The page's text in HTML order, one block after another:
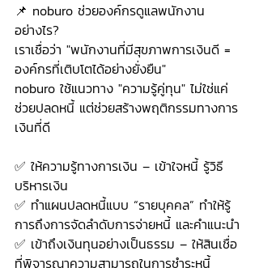
📌 noburo ช่วยองค์กรดูแลพนักงาน
อย่างไร?
เราเชื่อว่า "พนักงานที่มีสุขภาพการเงินดี =
องค์กรที่เติบโตได้อย่างยั่งยืน"
noburo ใช้แนวทาง "ความรู้คู่ทุน" ไม่ใช่แค่
ช่วยปลดหนี้ แต่ช่วยสร้างพฤติกรรมทางการ
เงินที่ดี
✅ ให้ความรู้ทางการเงิน – เข้าใจหนี้ รู้วิธี
บริหารเงิน
✅ ทำแผนปลดหนี้แบบ “รายบุคคล” ทำให้รู้
การถึงการจัดลำดับการจ่ายหนี้ และคำแนะนำ
✅ เข้าถึงเงินทุนอย่างเป็นธรรม – ให้สินเชื่อ
ที่พิจารณาความสามารถในการชำระหนี้